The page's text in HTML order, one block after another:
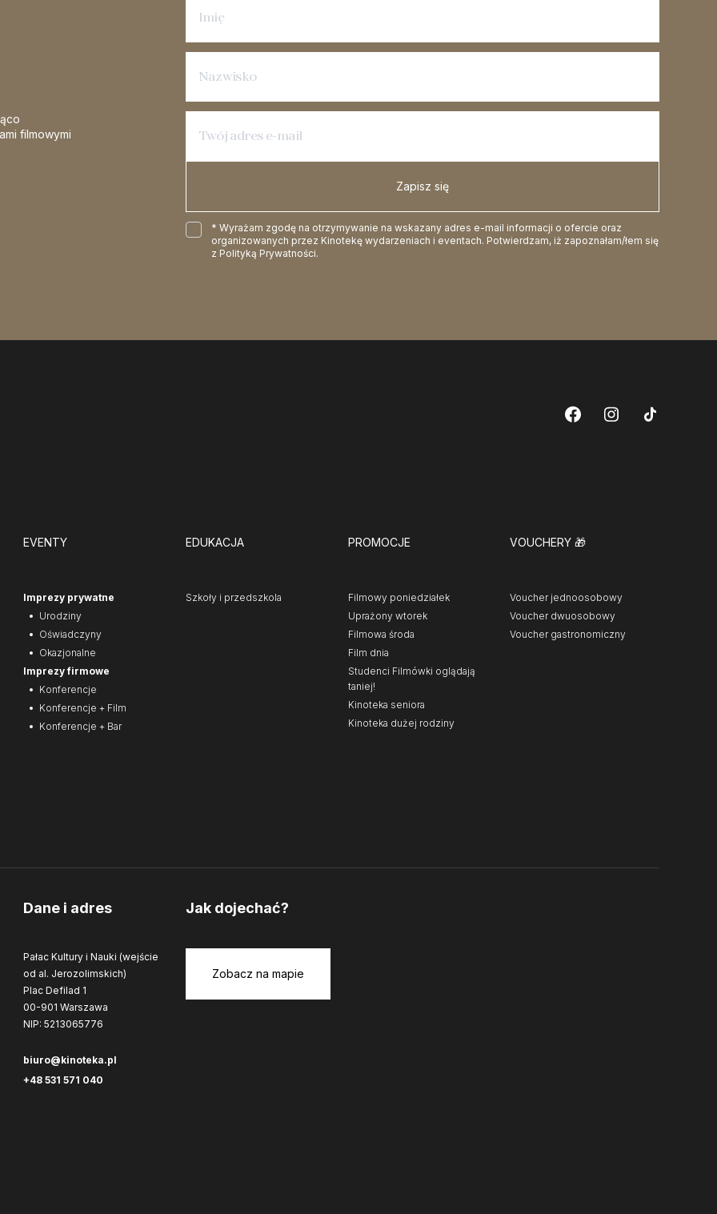
filmowymi
Zapisz się
* Wyrażam zgodę na otrzymywanie na wskazany adres e-mail informacji o ofercie oraz
organizowanych przez Kinotekę wydarzeniach i eventach. Potwierdzam, iż zapoznałam/łem się
z Polityką Prywatności.
EVENTY
Imprezy prywatne
Urodziny
Oświadczyny
Okazjonalne
Imprezy firmowe
Konferencje
Konferencje + Film
Konferencje + Bar
EDUKACJA
Szkoły i przedszkola
PROMOCJE
Filmowy poniedziałek
Uprażony wtorek
Filmowa środa
Film dnia
Studenci Filmówki oglądają
taniej!
Kinoteka seniora
Kinoteka dużej rodziny
VOUCHERY 🎁
Voucher jednoosobowy
Voucher dwuosobowy
Voucher gastronomiczny
Dane i adres
Pałac Kultury i Nauki (wejście
od al. Jerozolimskich)
Plac Defilad 1
00-901 Warszawa
NIP: 5213065776
biuro@kinoteka.pl
+48 531 571 040
Jak dojechać?
Zobacz na mapie